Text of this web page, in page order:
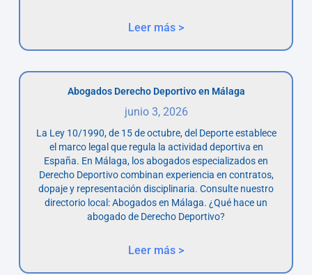
Leer más >
Abogados Derecho Deportivo en Málaga
junio 3, 2026
La Ley 10/1990, de 15 de octubre, del Deporte establece
el marco legal que regula la actividad deportiva en
España. En Málaga, los abogados especializados en
Derecho Deportivo combinan experiencia en contratos,
dopaje y representación disciplinaria. Consulte nuestro
directorio local: Abogados en Málaga. ¿Qué hace un
abogado de Derecho Deportivo?
Leer más >